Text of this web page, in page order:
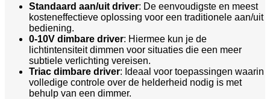
Standaard aan/uit driver: De eenvoudigste en meest
kosteneffectieve oplossing voor een traditionele aan/uit
bediening.
0-10V dimbare driver: Hiermee kun je de
lichtintensiteit dimmen voor situaties die een meer
subtiele verlichting vereisen.
Triac dimbare driver: Ideaal voor toepassingen waarin
volledige controle over de helderheid nodig is met
behulp van een dimmer.